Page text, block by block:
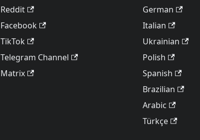
Reddit
Facebook
TikTok
Telegram Channel
Matrix
German
Italian
Ukrainian
Polish
Spanish
Brazilian
Arabic
Türkçe